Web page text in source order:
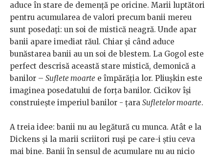
aduce în stare de demență pe oricine. Marii luptători
pentru acumularea de valori precum banii mereu
sunt posedați: un soi de mistică neagră. Unde apar
banii apare imediat răul. Chiar și când aduce
bunăstarea banii au un soi de blestem. La Gogol este
perfect descrisă această stare mistică, demonică a
banilor – Suflete moarte e împărăția lor. Pliușkin este
imaginea posedatului de forța banilor. Cicikov își
construiește imperiul banilor - țara Sufletelor moarte.
A treia idee: banii nu au legătură cu munca. Atât e la
Dickens și la marii scriitori ruși pe care-i știu ceva
mai bine. Banii în sensul de acumulare nu au nicio